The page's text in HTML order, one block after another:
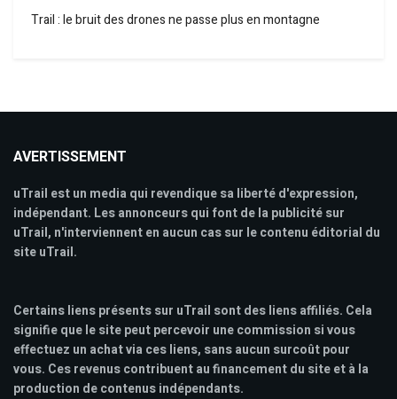
Trail : le bruit des drones ne passe plus en montagne
AVERTISSEMENT
uTrail est un media qui revendique sa liberté d'expression,
indépendant. Les annonceurs qui font de la publicité sur
uTrail, n'interviennent en aucun cas sur le contenu éditorial du
site uTrail.
Certains liens présents sur uTrail sont des liens affiliés. Cela
signifie que le site peut percevoir une commission si vous
effectuez un achat via ces liens, sans aucun surcoût pour
vous. Ces revenus contribuent au financement du site et à la
production de contenus indépendants.